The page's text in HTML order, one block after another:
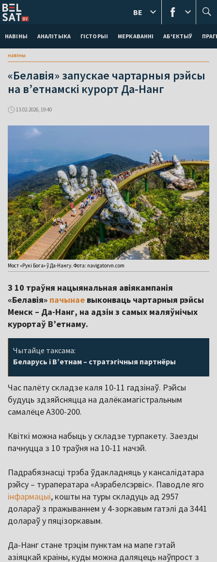
НАВІНЫ АНАЛІТЫКА ГІСТОРЫІ МЕРКАВАННI АБ'ЕКТЫЎ
BE
навіны
«Белавія» запускае чартарныя рэйсы
на в’етнамскі курорт Да-Нанг
13.02.2026, 19:40
Мост «Рукі Бога» ў Да-Нангу. Фота: navigatorvn.com
З 10 траўня нацыянальная авіякампанія
«Белавія» пачынае выконваць чартарныя рэйсы
Менск – Да-Нанг, на адзін з самых маляўнічых
курортаў В’етнаму.
Чытайце таксама:
Беларусь і В’етнам – стратэгічныя партнёры
Час палёту складзе каля 10-11 гадзінаў. Рэйсы
будуць здзяйсняцца на далёкамагістральным
самалёце А300-200.
Квіткі можна набыць у складзе турпакету. Заезды
пачнуцца з 10 траўня на 10-11 начэй.
Падрабязнасці трэба ўдакладняць у кансалідатара
рэйсу – тураператара «Аэрабелсэрвіс». Паводле яго
інфармацыі, кошты на туры складуць ад 2957
долараў з пражываннем у 4-зоркавым гатэлі да 3441
долараў у пяцізоркавым.
Да-Нанг стане трэцім пунктам на мапе гэтай
азіяцкай краіны, куды можна даляцець наўпрост з